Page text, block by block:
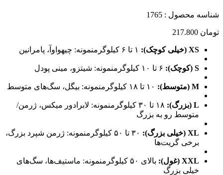
شناسه محصول : 1765
تومان
XS (خیلی کوچک):
S (کوچک):
M (متوسط):
L (بزرگ):
۱۸ تا ۳۰ کیلوگرمنمونه: لابرادور میکس، ژرمن/
متوسط رو به بزرگ
XL (خیلی بزرگ):
۳۰ تا ۵۰ کیلوگرمنمونه: ژرمن شپرد بزرگ،
برخی گریت‌ها
XXL (غول):
بالای ۵۰ کیلوگرمنمونه: ماستیف‌ها، سگ‌های
خیلی بزرگ